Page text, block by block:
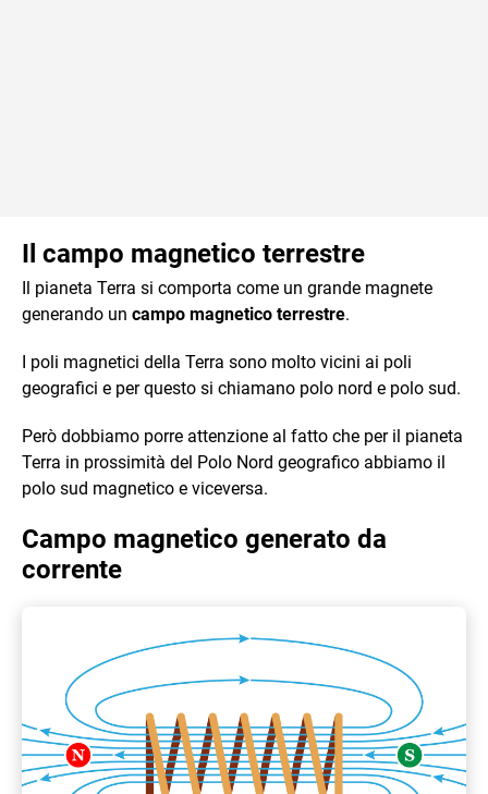
Il campo magnetico terrestre
Il pianeta Terra si comporta come un grande magnete
generando un campo magnetico terrestre.
I poli magnetici della Terra sono molto vicini ai poli
geografici e per questo si chiamano polo nord e polo sud.
Però dobbiamo porre attenzione al fatto che per il pianeta
Terra in prossimità del Polo Nord geografico abbiamo il
polo sud magnetico e viceversa.
Campo magnetico generato da
corrente